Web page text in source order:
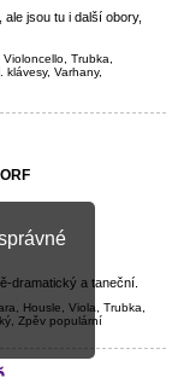
jsou tu i další obory,
Trubka,
Varhany,
dramatický a taneční.
Housle, Viola, Trubka,
Zpěv populární